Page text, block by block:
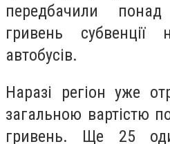
передбачили
гривень
автобусів.
Наразі регіон уже
загальною вартістю
гривень. Ще 25